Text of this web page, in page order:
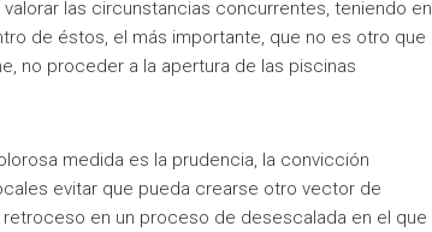
las circunstancias concurrentes, teniendo en
de éstos, el más importante, que no es otro que
no proceder a la apertura de las piscinas
medida es la prudencia, la convicción
evitar que pueda crearse otro vector de
en un proceso de desescalada en el que